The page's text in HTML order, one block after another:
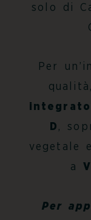
solo di
Per
D ,
vegetale
a
Per